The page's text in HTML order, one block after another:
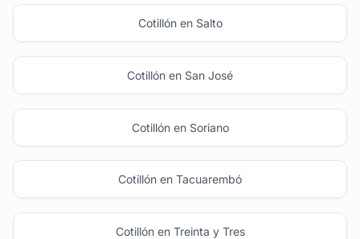
Cotillón en Salto
Cotillón en San José
Cotillón en Soriano
Cotillón en Tacuarembó
Cotillón en Treinta y Tres